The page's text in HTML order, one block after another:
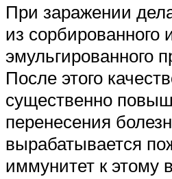
При заражении
из сорбированного
эмульгированного
После этого
существенно
перенесения
вырабатывается
иммунитет к этому